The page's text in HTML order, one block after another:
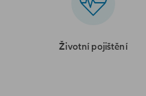
Životní pojištění